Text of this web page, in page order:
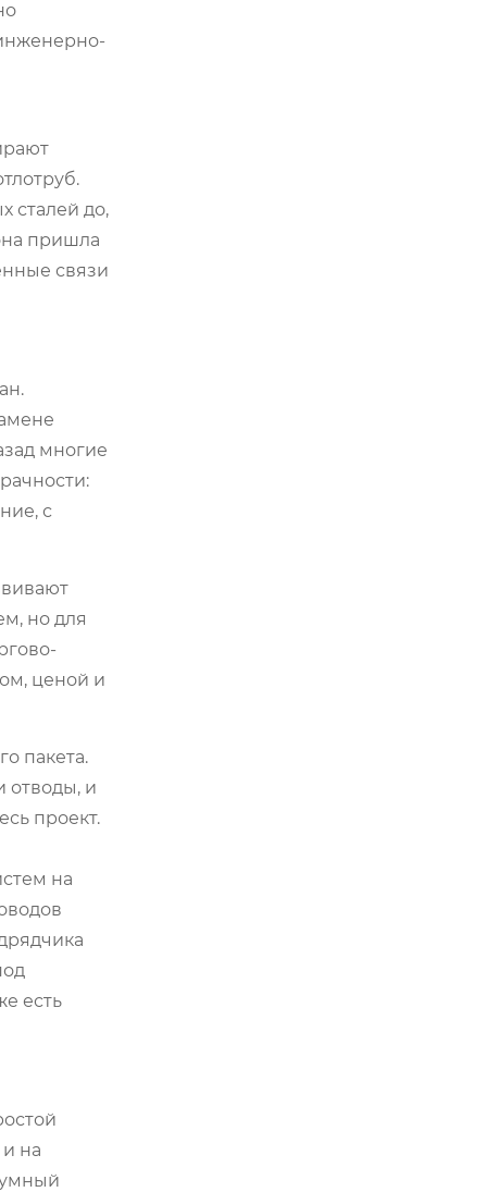
сталей до,
пришла
связи
многие
с
но для
ценой и
пакета.
отводы, и
проект.
на
есть
на